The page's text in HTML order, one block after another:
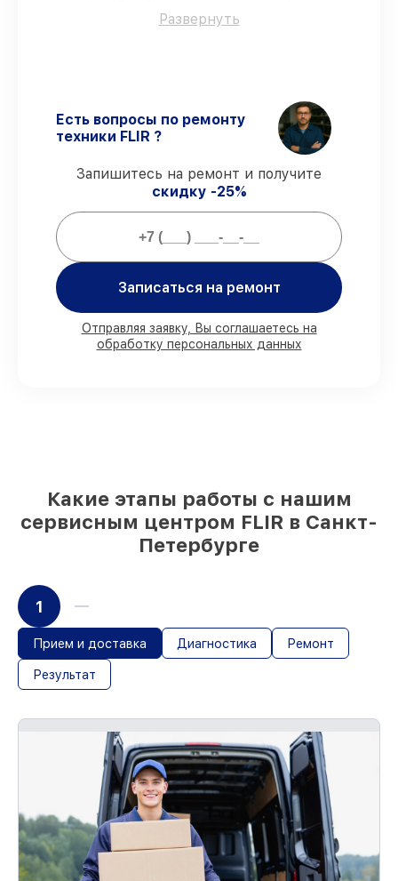
подтверждает уровень их
договоренности.
Официальная гарантия
– все работы и
запчасти защищены официальной
гарантией FLIR.
Мы гарантируем:
80%
присутствии
комплектующих FLIR имеются на
складе в Санкт-Петербурге, остальные
доступны для срочного заказа
Развернуть
Есть вопросы по ремонту
техники FLIR ?
Запишитесь на ремонт и получите
скидку -25%
Записаться на ремонт
Отправляя заявку, Вы соглашаетесь на
обработку персональных данных
Какие этапы работы с нашим
сервисным центром FLIR в Санкт-
Петербурге
1
Прием и доставка Диагностика Ремонт
Результат